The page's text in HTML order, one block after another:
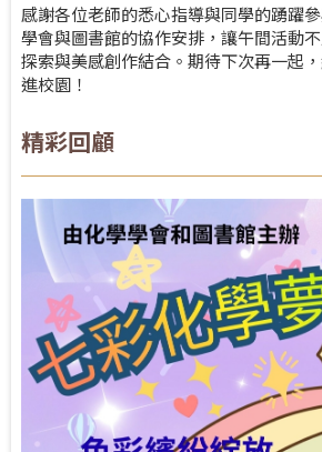
感謝各位老師的悉心指導與同學的踴躍
學會與圖書館的協作安排，讓午間活動
探索與美感創作結合。期待下次再一起
進校園！
精彩回顧